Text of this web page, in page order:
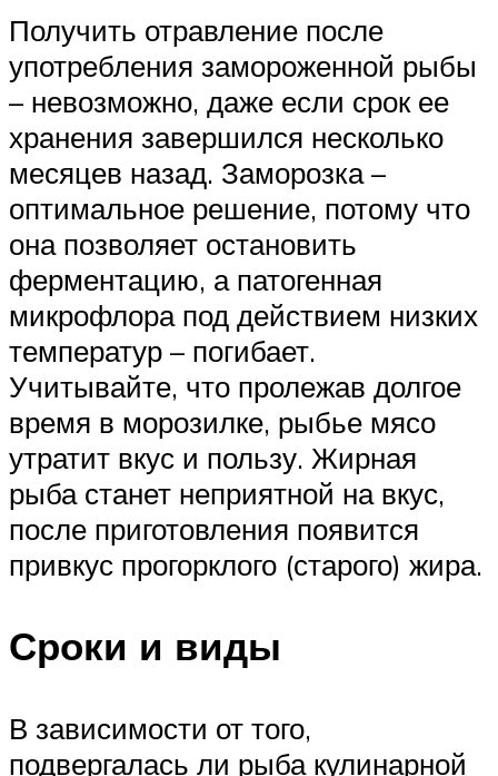
Получить отравление после
употребления замороженной рыбы
– невозможно, даже если срок ее
хранения завершился несколько
месяцев назад. Заморозка –
оптимальное решение, потому что
она позволяет остановить
ферментацию, а патогенная
микрофлора под действием низких
температур – погибает.
Учитывайте, что пролежав долгое
время в морозилке, рыбье мясо
утратит вкус и пользу. Жирная
рыба станет неприятной на вкус,
после приготовления появится
привкус прогорклого (старого) жира.
Сроки и виды
В зависимости от того,
подвергалась ли рыба кулинарной